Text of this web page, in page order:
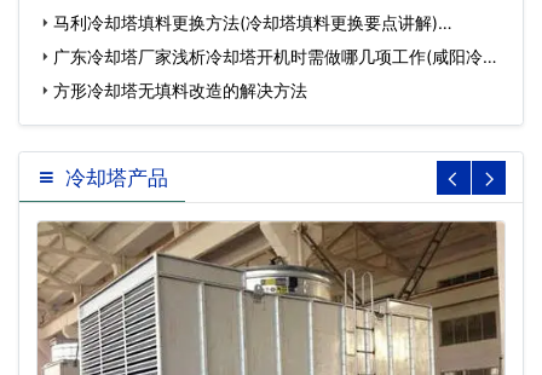
马利冷却塔填料更换方法(冷却塔填料更换要点讲解)…
广东冷却塔厂家浅析冷却塔开机时需做哪几项工作(咸阳冷却
塔…方形冷却塔无填料改造的解决方法
冷却塔产品